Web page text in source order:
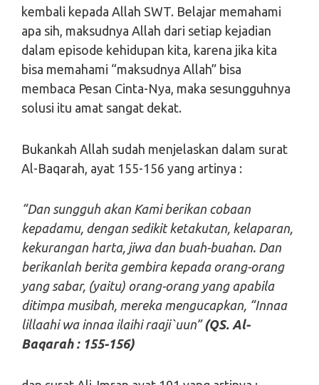
kembali kepada Allah SWT. Belajar memahami
apa sih, maksudnya Allah dari setiap kejadian
dalam episode kehidupan kita, karena jika kita
bisa memahami “maksudnya Allah” bisa
membaca Pesan Cinta-Nya, maka sesungguhnya
solusi itu amat sangat dekat.
Bukankah Allah sudah menjelaskan dalam surat
Al-Baqarah, ayat 155-156 yang artinya :
“Dan sungguh akan Kami berikan cobaan
kepadamu, dengan sedikit ketakutan, kelaparan,
kekurangan harta, jiwa dan buah-buahan. Dan
berikanlah berita gembira kepada orang-orang
yang sabar, (yaitu) orang-orang yang apabila
ditimpa musibah, mereka mengucapkan, “Innaa
lillaahi wa innaa ilaihi raaji`uun”(QS. Al-
Baqarah : 155-156)